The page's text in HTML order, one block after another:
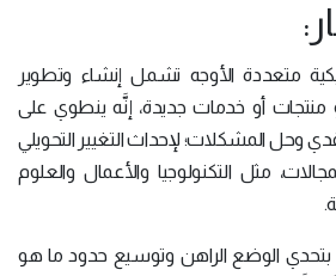
متعددة الأوجه تشمل إنشاء وتطوير
منتجات أو خدمات جديدة، إنَّه ينطوي على
وحل المشكلات؛ لإحداث التغيير التحويلي
مثل التكنولوجيا والأعمال والعلوم
بتحدي الوضع الراهن وتوسيع حدود ما هو